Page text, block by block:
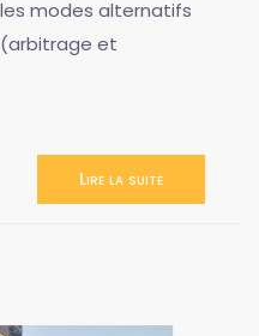
modes alternatifs
et
Lire la suite